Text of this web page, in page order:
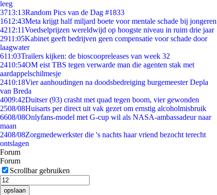
leeg
3713:13Random Pics van de Dag #1833
1612:43Meta krijgt half miljard boete voor mentale schade bij jongeren
4212:11Voedselprijzen wereldwijd op hoogste niveau in ruim drie jaar
2911:05Kabinet geeft bedrijven geen compensatie voor schade door
laagwater
611:03Trailers kijken: de bioscoopreleases van week 32
2410:54OM eist TBS tegen verwarde man die agenten stak met
aardappelschilmesje
2410:18Vier aanhoudingen na doodsbedreiging burgemeester Depla
van Breda
4009:42Duitser (93) crasht met quad tegen boom, vier gewonden
2508/08Huisarts per direct uit vak gezet om ernstig alcoholmisbruik
6608/08Onlyfans-model met G-cup wil als NASA-ambassadeur naar
maan
2408/08Zorgmedewerkster die 's nachts haar vriend bezocht terecht
ontslagen
Forum
Forum
Scrollbar gebruiken
opslaan